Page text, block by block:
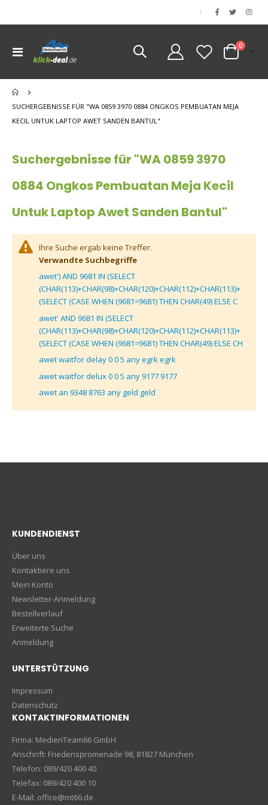
|
Navigation
umschalten
Cart
0Artikel
SUCHERGEBNISSE FÜR "WA 0859 3970 0884 ONGKOS PEMBUATAN MEJA
KECIL UNTUK LAPTOP AWET SANDEN BANTUL"
Suchergebnisse für "WA 0859 3970
0884 Ongkos Pembuatan Meja Kecil
Untuk Laptop Awet Sanden Bantul"
Ihre Suche ergab keine Treffer.
Verwandte Suchbegriffe
awet') AND 9681 IN (SELECT
(CHAR(113)+CHAR(98)+CHAR(120)+CHAR(112)+CHAR(113)+
(SELECT (CASE WHEN (9681=9681) THEN CHAR(49) ELSE C
awet' AND 9681 IN (SELECT
(CHAR(113)+CHAR(98)+CHAR(120)+CHAR(112)+CHAR(113)+
(SELECT (CASE WHEN (9681=9681) THEN CHAR(49) ELSE CH
awet waitfor delay 0 0 5 any egrk egrk
awet waitfor delux 0 0 5 any 9177 9177
awet an 9348 8763 any geld geld
KUNDENDIENST
Über uns
Kontaktiere uns
Mein Konto
Newsletter-Anmeldung
Bestellverlauf
Erweiterte Suche
Anmeldung
UNTERSTÜTZUNG
Impressum
Datenschutz
KONTAKTINFORMATIONEN
Firma: MedienTeam66 GmbH
Anschrift: Friedenspromenade 98, 81827 München
Telefon: 089/420 400 40
Telefax: 089/420 400 10
E-Mail: office@mt66.de